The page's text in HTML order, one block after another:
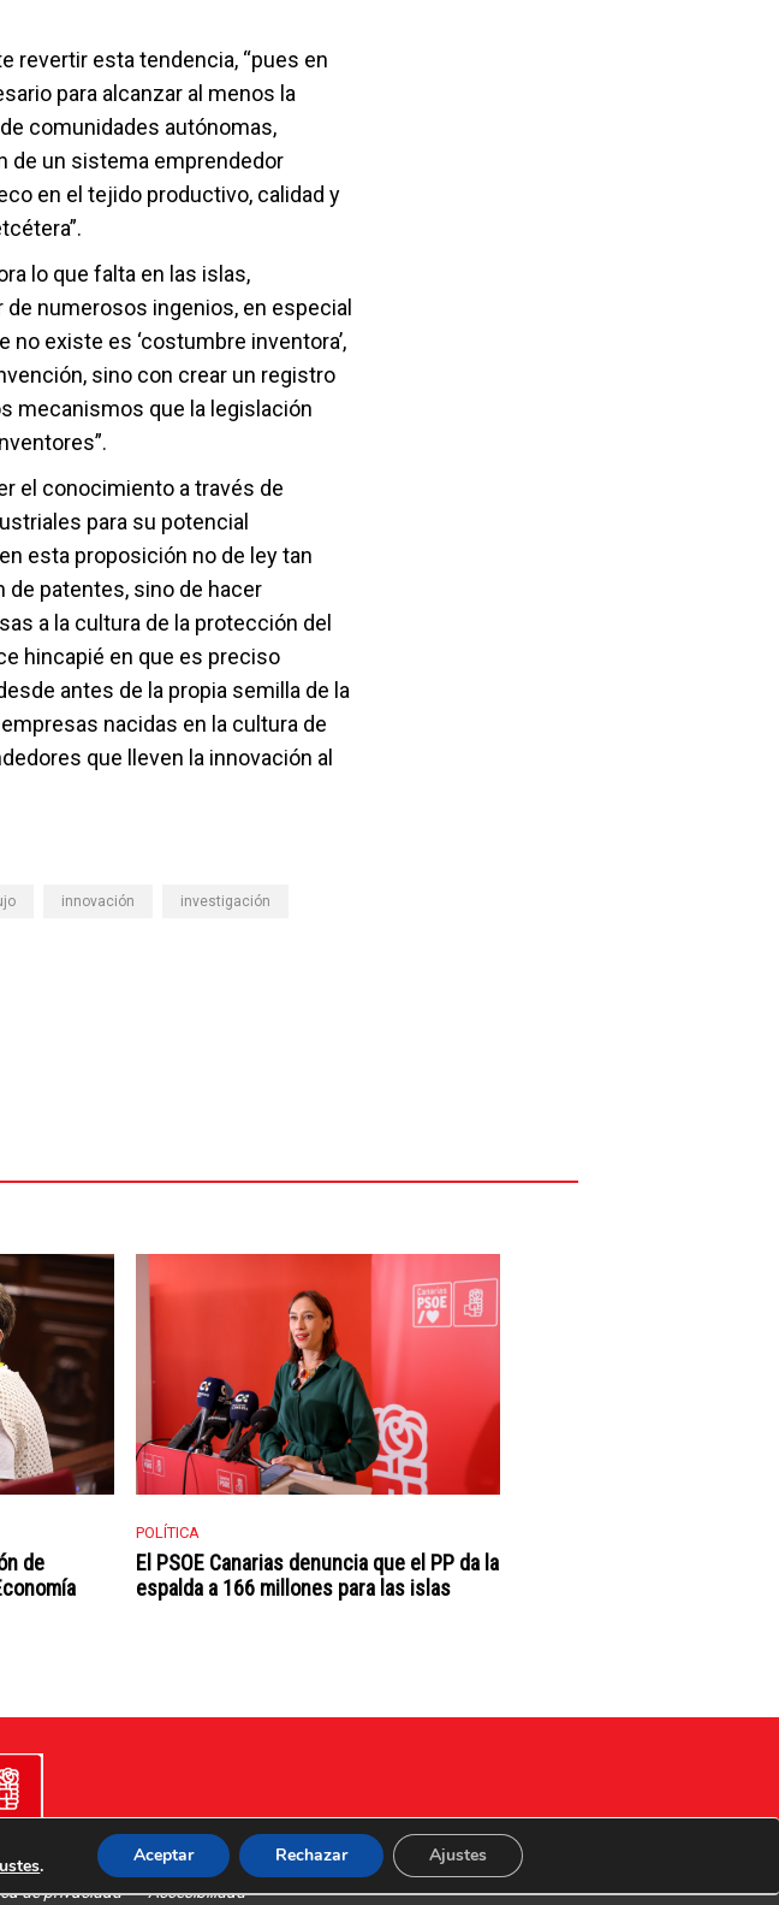
revertir esta tendencia, “pues en
para alcanzar al menos la
comunidades autónomas,
de un sistema emprendedor
en el tejido productivo, calidad y
lo que falta en las islas,
numerosos ingenios, en especial
no existe es ‘costumbre inventora’,
sino con crear un registro
mecanismos que la legislación
el conocimiento a través de
para su potencial
esta proposición no de ley tan
patentes, sino de hacer
a la cultura de la protección del
hincapié en que es preciso
antes de la propia semilla de la
nacidas en la cultura de
que lleven la innovación al
innovación investigación
de
POLÍTICA
El PSOE Canarias denuncia que el PP da la
espalda a 166 millones para las islas
de privacidad Accesibilidad
. Aceptar Rechazar Ajustes